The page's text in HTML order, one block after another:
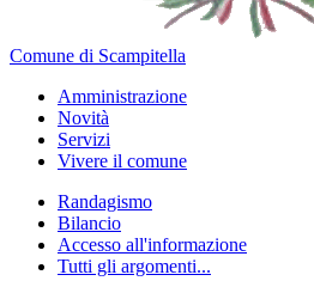
Comune di Scampitella
Amministrazione
Novità
Servizi
Vivere il comune
Randagismo
Bilancio
Accesso all'informazione
Tutti gli argomenti...